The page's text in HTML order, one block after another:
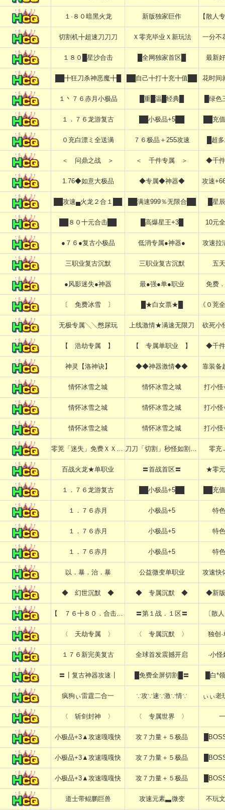
１·８０暗黑火龙 新版独家巨作 【散人
切割机╋超速刀刀刀 Ｘ零充毕业Ｘ新玩法 一分
１８０█星沙合击 █全网独家首区█ 最新
██╋狂刀杀神恶魔╋█ ██自己╋打╋充╋值██ 花时间
１丶７６赤月小极品 █重█温█经典█ █绿
１．７６龙游复古 ██小极品+5██ ██充
０充白漂ミ全送满 ７６极品＋255攻速 █超
＜ 问鼎之战 ＞ ＜ 千件专属 ＞ ◆千
1.76◆如意大极品 ◆专属◆神器◆ 攻速
██攻速▄火龙２合１██ ██满速999％无限合██ █星
██８０十元合击██ █高爆星王+3█ 10元
●７６●复古小极品 低消专属●神器● 攻速拉
三职业复古沉默 三职业复古沉默 五
●风影迷失●神器 最●强●单●职业 免费
〔 免费冰雪 〕 █★白女票★█ 《０茺
无极专属╲╲憋尿玩 上线激情★满速无限刀 砍死小
【 浩劫专属 】 【 专属单职业 】 ◆千
神灵【洛神诀】 ◆◆神器激情◆◆ 靠装备
情怀冰雪之城 情怀冰雪之城 打小怪
情怀冰雪之城 情怀冰雪之城 打小怪
情怀冰雪之城 情怀冰雪之城 打小怪
零茺「迷失」免费ＸＸＸＸＸ 刀刀「切割」秒怪如割草ＸＸ 零充
百战火龙★单职业 〓首战首区〓 ★零
１．７６龙游复古 ██小极品+5██ ██充
１．７６赤月 小极品+5 特
１．７６赤月 小极品+5 特
１．７６赤月 小极品+5 特
以．暴．治．暴 公益微变单职业 攻速快
◆ 幻世沉默 ◆ ◆ 专属沉默 ◆ ◆新
【 ７６╋８０．合击 】 〓第１战．１区〓 〔散
〈 天劫专属 〉 〈 专属沉默 〉 独创
１７６新完美复古 全球首发震撼开启 ·小
〓┃复古神器攻速┃ █免费全屏切割█〓 █白*
疯狗ぃ雷霆二合一 ∵攻∵速∵激∵情∵ ぃぃ老
〈 斩剑封神 〉 〈 专属世界 〉
小极品+3▲攻速嘎嘎快 攻７力量＋５极品
小极品+3▲攻速嘎嘎快 攻７力量＋５极品
小极品+3▲攻速嘎嘎快 攻７力量＋５极品
道士带鲲鹏巨兽 攻速元素▃微变 不玩